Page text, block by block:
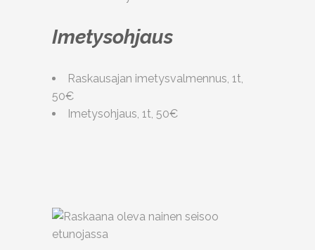
Imetysohjaus
Raskausajan imetysvalmennus, 1t,
50€
Imetysohjaus, 1t, 50€